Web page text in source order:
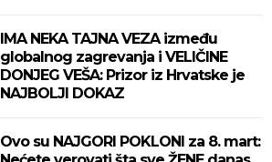
IMA NEKA TAJNA VEZA između
globalnog zagrevanja i VELIČINE
DONJEG VEŠA: Prizor iz Hrvatske je
NAJBOLJI DOKAZ
Ovo su NAJGORI POKLONI za 8. mart: